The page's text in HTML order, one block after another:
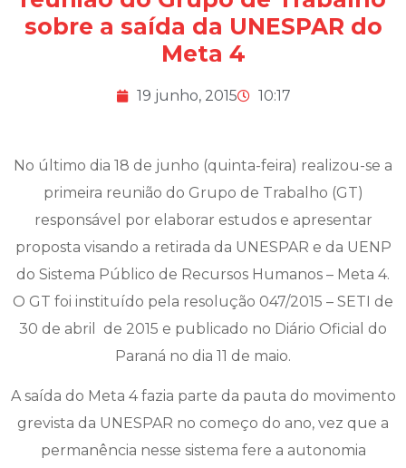
sobre a saída da UNESPAR do
Meta 4
19 junho, 2015 10:17
No último dia 18 de junho (quinta-feira) realizou-se a
primeira reunião do Grupo de Trabalho (GT)
responsável por elaborar estudos e apresentar
proposta visando a retirada da UNESPAR e da UENP
do Sistema Público de Recursos Humanos – Meta 4.
O GT foi instituído pela resolução 047/2015 – SETI de
30 de abril de 2015 e publicado no Diário Oficial do
Paraná no dia 11 de maio.
A saída do Meta 4 fazia parte da pauta do movimento
grevista da UNESPAR no começo do ano, vez que a
permanência nesse sistema fere a autonomia